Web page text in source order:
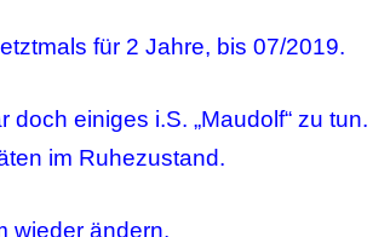
für 2 Jahre, bis 07/2019.
einiges i.S. „Maudolf“ zu tun.
im Ruhezustand.
wieder ändern.